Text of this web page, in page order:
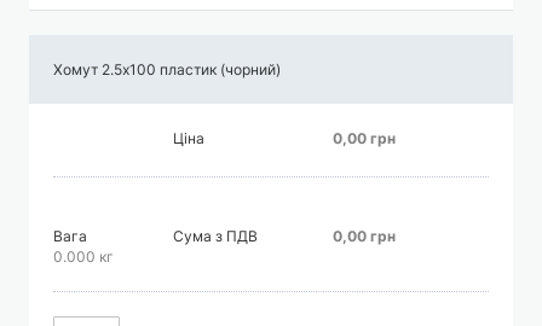
Хомут 2.5х100 пластик (чорний)
Ціна 0,00 грн
Вага
0.000 кг
Сума з ПДВ 0,00 грн